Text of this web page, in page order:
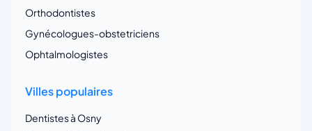
Orthodontistes
Gynécologues-obstetriciens
Ophtalmologistes
Villes populaires
Dentistes à Osny